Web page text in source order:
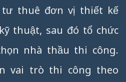
thuê đơn vị thiết kế
thuật, sau đó tổ chức
nhà thầu thi công.
vai trò thi công theo